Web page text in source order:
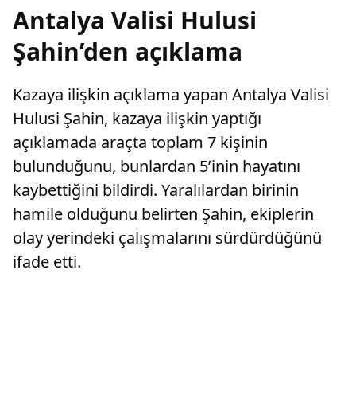
Antalya Valisi Hulusi
Şahin’den açıklama
Kazaya ilişkin açıklama yapan Antalya Valisi
Hulusi Şahin, kazaya ilişkin yaptığı
açıklamada araçta toplam 7 kişinin
bulunduğunu, bunlardan 5’inin hayatını
kaybettiğini bildirdi. Yaralılardan birinin
hamile olduğunu belirten Şahin, ekiplerin
olay yerindeki çalışmalarını sürdürdüğünü
ifade etti.